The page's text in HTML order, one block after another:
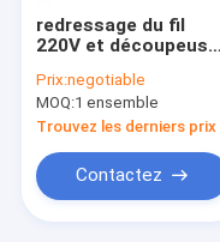
redressage du fil
220V et découpeuse
compresseur d'air
Prix:negotiable
MOQ:1 ensemble
Trouvez les derniers prix
Contactez